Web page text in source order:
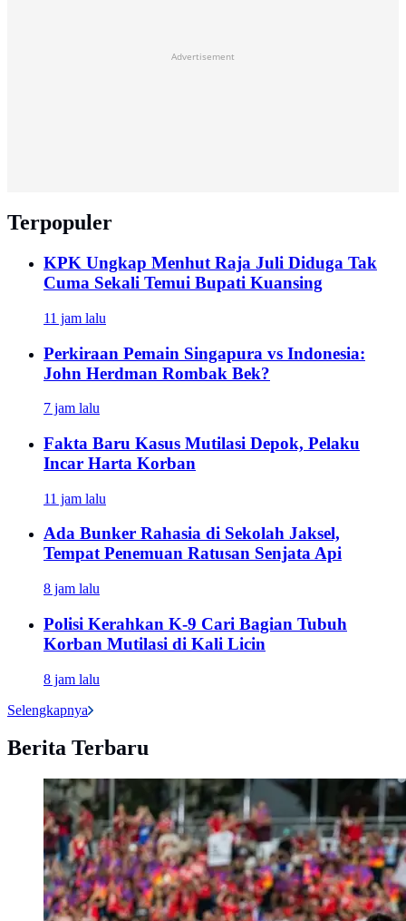
Advertisement
Terpopuler
KPK Ungkap Menhut Raja Juli Diduga Tak
Cuma Sekali Temui Bupati Kuansing
11 jam lalu
Perkiraan Pemain Singapura vs Indonesia:
John Herdman Rombak Bek?
7 jam lalu
Fakta Baru Kasus Mutilasi Depok, Pelaku
Incar Harta Korban
11 jam lalu
Ada Bunker Rahasia di Sekolah Jaksel,
Tempat Penemuan Ratusan Senjata Api
8 jam lalu
Polisi Kerahkan K-9 Cari Bagian Tubuh
Korban Mutilasi di Kali Licin
8 jam lalu
Selengkapnya
Berita Terbaru